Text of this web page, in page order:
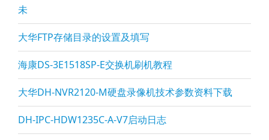
未
大华FTP存储目录的设置及填写
海康DS-3E1518SP-E交换机刷机教程
大华DH-NVR2120-M硬盘录像机技术参数资料下载
DH-IPC-HDW1235C-A-V7启动日志